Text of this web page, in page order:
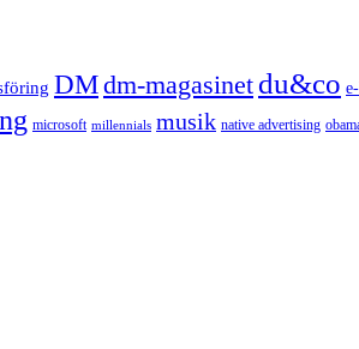
DMdm-magasinet du&co
microsoft millennials musik native advertising